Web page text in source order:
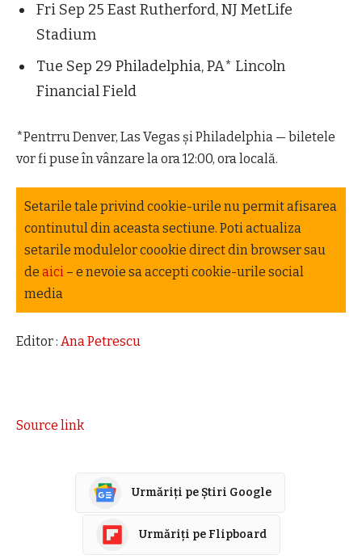
Fri Sep 25 East Rutherford, NJ MetLife
Stadium
Tue Sep 29 Philadelphia, PA* Lincoln
Financial Field
*Pentrru Denver, Las Vegas și Philadelphia — biletele
vor fi puse în vânzare la ora 12:00, ora locală.
Setarile tale privind cookie-urile nu permit afisarea
continutul din aceasta sectiune. Poti actualiza
setarile modulelor coookie direct din browser sau
de aici – e nevoie sa accepti cookie-urile social
media
Editor : Ana Petrescu
Source link
Urmăriți pe Știri Google
Urmăriți pe Flipboard